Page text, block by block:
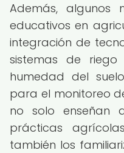
Además, algunos
educativos en
integración de
sistemas de riego
humedad del
para el monitoreo
no solo enseñan
prácticas
también los